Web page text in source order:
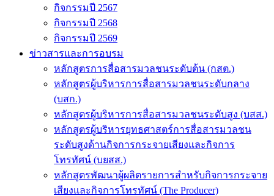
กิจกรรมปี 2567
กิจกรรมปี 2568
กิจกรรมปี 2569
ข่าวสารและการอบรม
หลักสูตรการสื่อสารมวลชนระดับต้น (กสต.)
หลักสูตรผู้บริหารการสื่อสารมวลชนระดับกลาง
(บสก.)
หลักสูตรผู้บริหารการสื่อสารมวลชนระดับสูง (บสส.)
หลักสูตรผู้บริหารยุทธศาสตร์การสื่อสารมวลชน
ระดับสูงด้านกิจการกระจายเสียงและกิจการ
โทรทัศน์ (บยสส.)
หลักสูตรพัฒนาผู้ผลิตรายการสำหรับกิจการกระจาย
เสียงและกิจการโทรทัศน์ (The Producer)